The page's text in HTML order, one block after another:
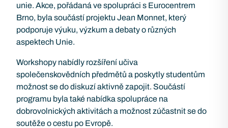
unie. Akce, pořádaná ve spolupráci s Eurocentrem
Brno, byla součástí projektu Jean Monnet, který
podporuje výuku, výzkum a debaty o různých
aspektech Unie.
Workshopy nabídly rozšíření učiva
společenskovědních předmětů a poskytly studentům
možnost se do diskuzí aktivně zapojit. Součástí
programu byla také nabídka spolupráce na
dobrovolnických aktivitách a možnost zúčastnit se do
soutěže o cestu po Evropě.